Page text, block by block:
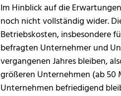
Im Hinblick auf die
noch nicht vollständig wider.
Betriebskosten, insbesondere
befragten Unternehmer und
vergangenen Jahres bleiben,
größeren Unternehmen (ab
Unternehmen befriedigend